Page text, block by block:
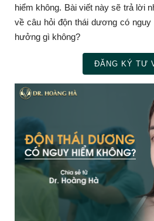
hiểm không. Bài viết này sẽ trả lời
về câu hỏi độn thái dương có
hưởng gì không?
ĐĂNG KÝ TƯ